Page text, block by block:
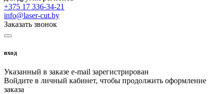
+375 17 336-34-21
info@laser-cut.by
Заказать звонок
вход
Указанный в заказе e-mail зарегистрирован
Войдите в личный кабинет, чтобы продолжить оформление
заказа